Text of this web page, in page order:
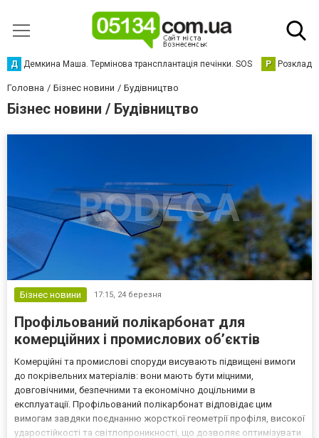
Д Демкина Маша. Термінова трансплантація печінки. SOS Р Розклад
Головна Бізнес новини Будівництво
Бізнес новини / Будівництво
Бізнес новини 17:15, 24 березня
Профільований полікарбонат для
комерційних і промислових об’єктів
Комерційні та промислові споруди висувають підвищені вимоги
до покрівельних матеріалів: вони мають бути міцними,
довговічними, безпечними та економічно доцільними в
експлуатації. Профільований полікарбонат відповідає цим
вимогам завдяки поєднанню жорсткої геометрії профіля, високої
ударостійкості та світлопроникності, що дозволяє оптимізувати